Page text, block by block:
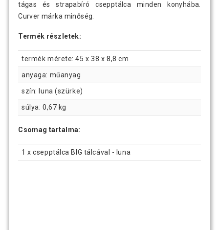
tágas és strapabíró csepptálca minden konyhába.
Curver márka minőség.
Termék részletek:
termék mérete: 45 x 38 x 8,8 cm
anyaga: műanyag
szín: luna (szürke)
súlya: 0,67 kg
Csomag tartalma:
1 x csepptálca BIG tálcával - luna